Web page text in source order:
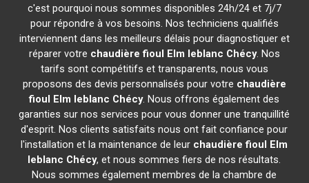
c'est pourquoi nous sommes disponibles 24h/24 et 7j/7
pour répondre à vos besoins. Nos techniciens qualifiés
interviennent dans les meilleurs délais pour diagnostiquer et
réparer votre chaudière fioul Elm leblanc Chécy. Nos
tarifs sont compétitifs et transparents, nous vous
proposons des devis personnalisés pour votre chaudière
fioul Elm leblanc Chécy. Nous offrons également des
garanties sur nos services pour vous donner une tranquillité
d'esprit. Nos clients satisfaits nous ont fait confiance pour
l'installation et la maintenance de leur chaudière fioul Elm
leblanc Chécy, et nous sommes fiers de nos résultats.
Nous sommes également membres de la chambre de